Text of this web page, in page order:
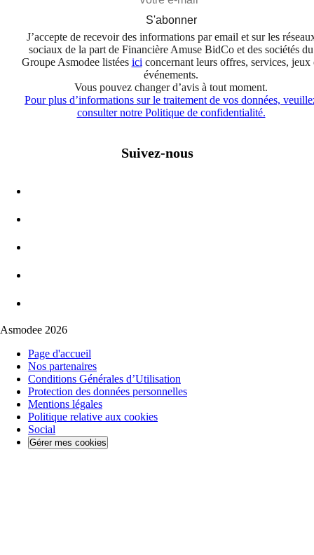
S'abonner
J’accepte de recevoir des informations par email et sur les
sociaux de la part de Financière Amuse BidCo et des sociétés du
Groupe Asmodee listées ici concernant leurs offres, services, jeux
événements.
Vous pouvez changer d’avis à tout moment.
Pour plus d’informations sur le traitement de vos données,
consulter notre Politique de confidentialité.
Suivez-nous
Asmodee 2026
Page d'accueil
Nos partenaires
Conditions Générales d’Utilisation
Protection des données personnelles
Mentions légales
Politique relative aux cookies
Social
Gérer mes cookies